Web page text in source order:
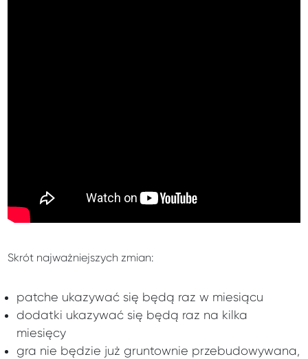
Skrót najważniejszych zmian:
patche ukazywać się będą raz w miesiącu
dodatki ukazywać się będą raz na kilka
miesięcy
gra nie będzie już gruntownie przebudowywana,